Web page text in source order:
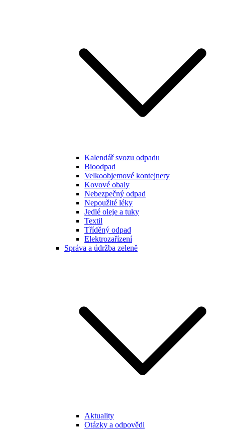
Kalendář svozu odpadu
Bioodpad
Velkoobjemové kontejnery
Kovové obaly
Nebezpečný odpad
Nepoužité léky
Jedlé oleje a tuky
Textil
Tříděný odpad
Elektrozařízení
Správa a údržba zeleně
Aktuality
Otázky a odpovědi